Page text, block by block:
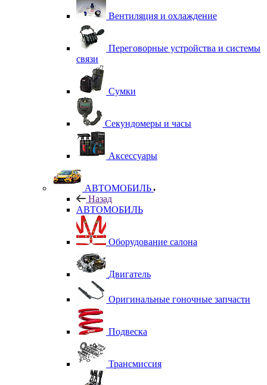
Вентиляция и охлаждение
Переговорные устройства и системы
связи
Сумки
Секундомеры и часы
Аксессуары
АВТОМОБИЛЬ
Назад
АВТОМОБИЛЬ
Оборудование салона
Двигатель
Оригинальные гоночные запчасти
Подвеска
Трансмиссия